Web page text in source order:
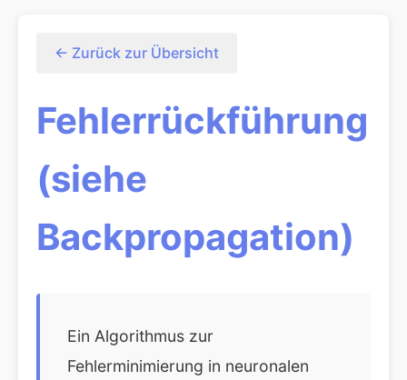
← Zurück zur Übersicht
Fehlerrückführung
(siehe
Backpropagation)
Ein Algorithmus zur
Fehlerminimierung in neuronalen